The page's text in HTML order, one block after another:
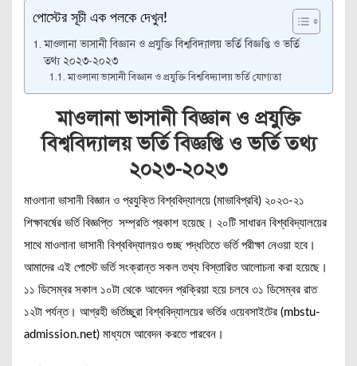
পোস্টের সূচী এক পলকে দেখুন!
মাওলানা ভাসানী বিজ্ঞান ও প্রযুক্তি বিশ্ববিদ্যালয় ভর্তি বিজ্ঞপ্তি ও ভর্তি
তথ্য ২০২৩-২০২৩
মাওলানা ভাসানী বিজ্ঞান ও প্রযুক্তি বিশ্ববিদ্যালয় ভর্তি যোগ্যতা
মাওলানা ভাসানী বিজ্ঞান ও প্রযুক্তি
বিশ্ববিদ্যালয় ভর্তি বিজ্ঞপ্তি ও ভর্তি তথ্য
২০২৩-২০২৩
মাওলানা ভাসানী বিজ্ঞান ও প্রযুক্তি বিশ্ববিদ্যালয়ে (মাভাবিপ্রবি) ২০২৩-২১
শিক্ষাবর্ষের ভর্তি বিজ্ঞপ্তি সম্প্রতি প্রকাশ হয়েছে। ২০টি সাধারন বিশ্ববিদ্যালয়ের
সাথে মাওলানা ভাসানী বিশ্ববিদ্যালয়ও গুচ্ছ পদ্ধতিতে ভর্তি পরীক্ষা নেওয়া হবে।
আমাদের এই পোস্টে ভর্তি সংক্রান্ত সকল তথ্য বিস্তারিত আলোচনা করা হয়েছে।
১১ ডিসেম্বর সকাল ১০টা থেকে আবেদন প্রক্রিয়া হয়ে চলবে ৩১ ডিসেম্বর রাত
১২টা পর্যন্ত। আগ্রহী ভর্তিচ্ছুরা বিশ্ববিদ্যালয়ের ভর্তির ওয়েবসাইটের (mbstu-
admission.net) মাধ্যমে আবেদন করতে পারবেন।